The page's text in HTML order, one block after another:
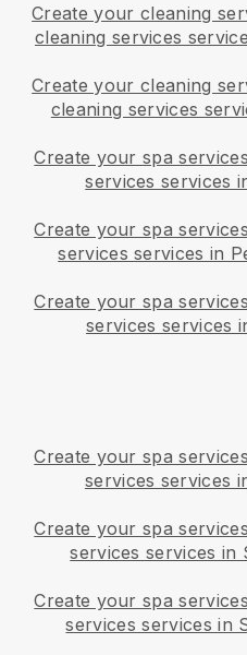
Create your cleaning
cleaning services
Create your cleaning
cleaning services
Create your spa
services services
Create your spa
services services in
Create your spa
services services
Create your spa
services services
Create your spa
services services in
Create your spa
services services in